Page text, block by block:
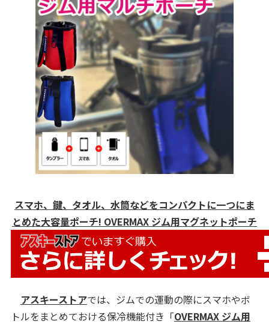
スマホ、鍵、タオル、水筒などをコンパクトに一つにま
とめた大容量ポーチ! OVERMAX ジム用マグネットポーチ
アスキーストアでは、ジムでの運動の際にスマホやボ
トルをまとめておける保冷機能付き「OVERMAX ジム用